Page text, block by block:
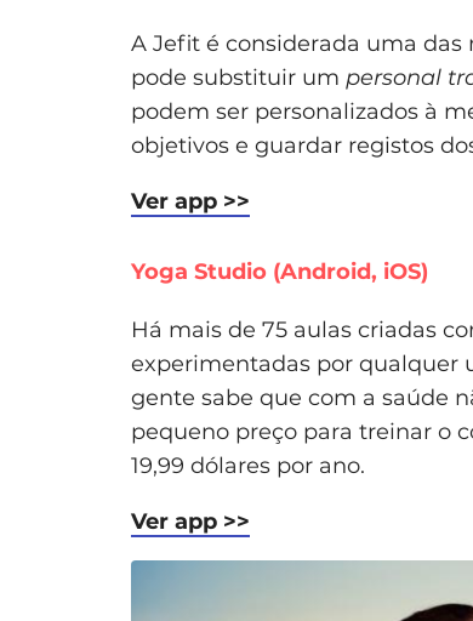
A Jefit é considerada uma
pode substituir um personal
podem ser personalizados à
objetivos e guardar registos
Ver app >>
Yoga Studio (Android, iOS)
Há mais de 75 aulas criadas
experimentadas por qualquer
gente sabe que com a saúde
pequeno preço para treinar o
19,99 dólares por ano.
Ver app >>